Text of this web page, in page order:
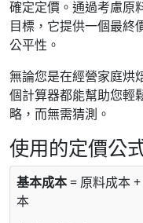
確定定價。通過考慮原
目標，它提供一個最終
公平性。
無論您是在經營家庭烘
個計算器都能幫助您輕
略，而無需猜測。
使用的定價公
基本成本= 原料成本
本